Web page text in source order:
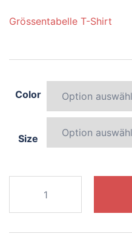
Grössentabelle T-Shirt
Color
Size
whimsical-
dolphin
Menge